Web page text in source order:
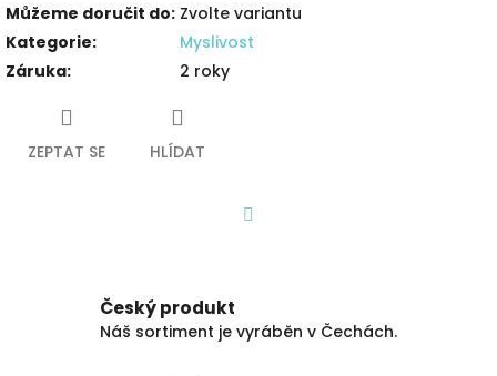
Můžeme doručit do: Zvolte variantu
Kategorie:
Myslivost
Záruka: 2 roky
ZEPTAT SE HLÍDAT
Český produkt
Náš sortiment je vyráběn v Čechách.